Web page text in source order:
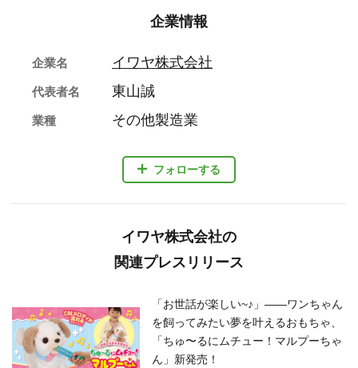
企業情報
フォローする
企業名 イワヤ株式会社
代表者名 東山誠
業種 その他製造業
イワヤ株式会社の
関連プレスリリース
「お世話が楽しい~♪」――ワンちゃん
を飼ってみたい夢を叶えるおもちゃ、
「ちゅ〜るにムチュー！マルプーちゃ
ん」新発売！